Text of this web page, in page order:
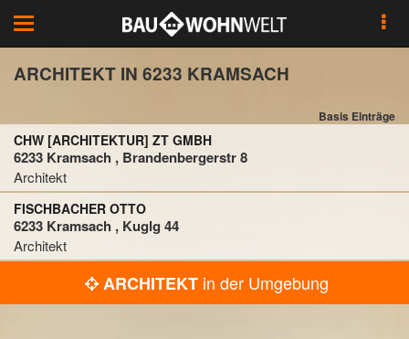
Toggle
navigation
ARCHITEKT IN 6233 KRAMSACH
Basis Einträge
CHW [ARCHITEKTUR] ZT GMBH
6233 Kramsach , Brandenbergerstr 8
Architekt
FISCHBACHER OTTO
6233 Kramsach , Kuglg 44
Architekt
ARCHITEKTin der Umgebung